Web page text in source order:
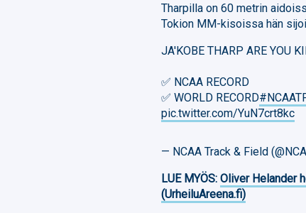
Tharpilla on 60 metrin
Tokion MM-kisoissa hän
JA'KOBE THARP ARE YOU
✅ NCAA RECORD
✅ WORLD RECORD
pic.twitter.com/YuN7crt8kc
— NCAA Track & Field
LUE MYÖS:Oliver Helander
(UrheiluAreena.fi)